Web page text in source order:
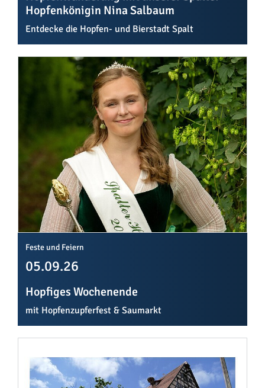
Hopfenkönigin Nina Salbaum
Entdecke die Hopfen- und Bierstadt Spalt
Feste und Feiern
05.09.26
Hopfiges Wochenende
mit Hopfenzupferfest & Saumarkt